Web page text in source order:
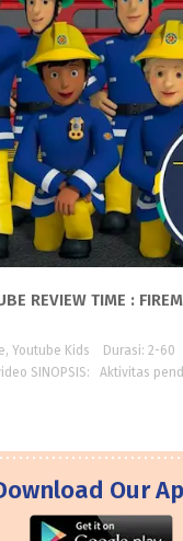
REVIEW TIME :
Youtube Kids⠀ Durasi: 2-60
Our